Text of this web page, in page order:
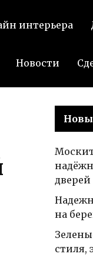
интерьера
Новости
дверей
на
стиля,
ВКонтакте